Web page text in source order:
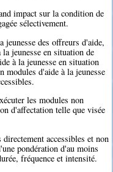
impact sur la condition de
sélectivement.
jeunesse des offreurs d'aide,
jeunesse en situation de
à la jeunesse en situation
modules d'aide à la jeunesse
les modules non
d'affectation telle que visée
accessibles et non
pondération d'au moins
fréquence et intensité.